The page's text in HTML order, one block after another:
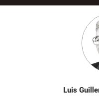
Luis